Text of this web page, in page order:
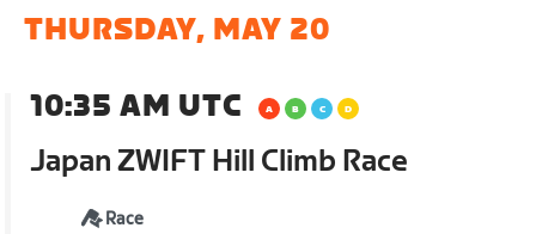
THURSDAY, MAY 20
10:35 AM UTC
Japan ZWIFT Hill Climb Race
Race